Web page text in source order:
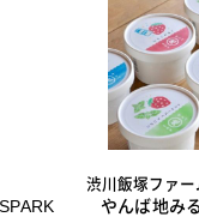
渋川飯塚ファー
やんば地み